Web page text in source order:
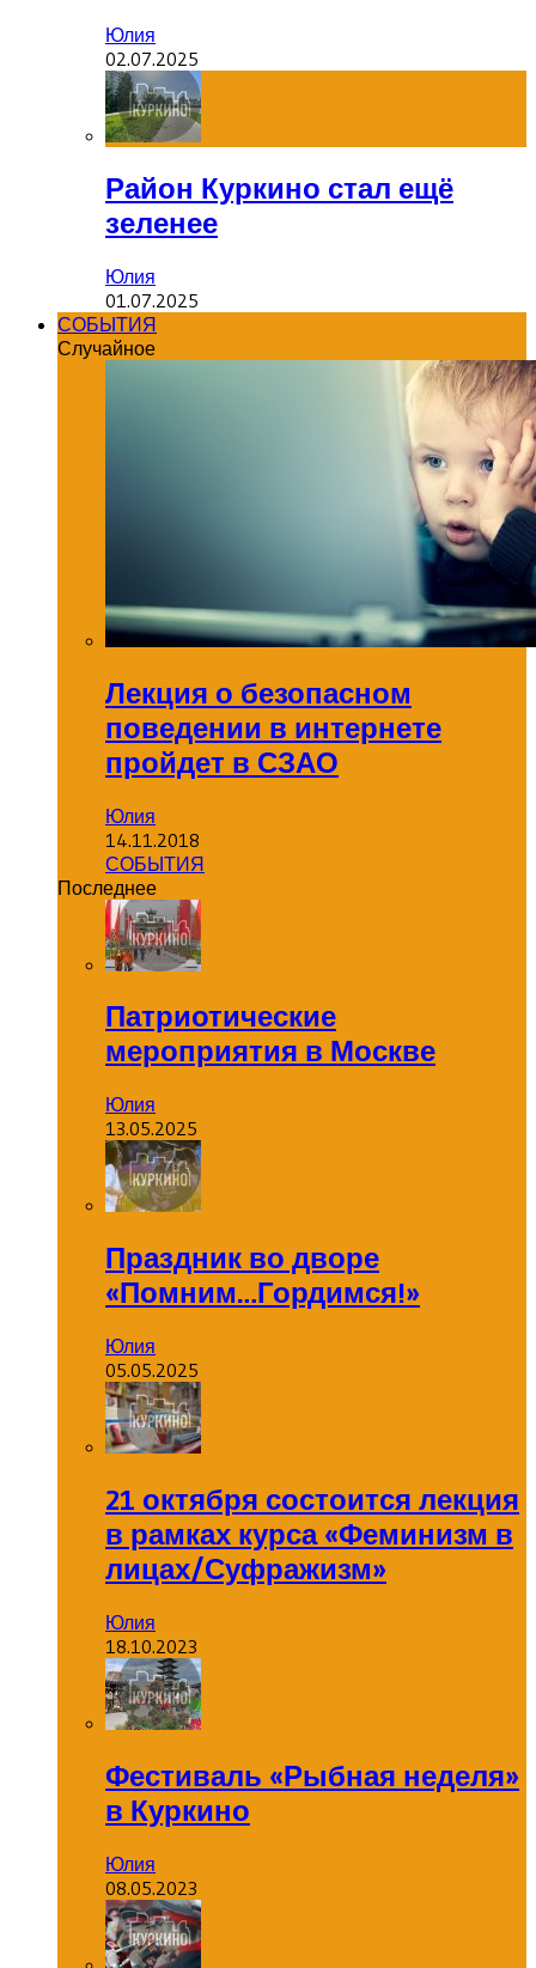
Юлия
02.07.2025
Район Куркино стал ещё
зеленее
Юлия
01.07.2025
СОБЫТИЯ
Случайное
Лекция о безопасном
поведении в интернете
пройдет в СЗАО
Юлия
14.11.2018
СОБЫТИЯ
Последнее
Патриотические
мероприятия в Москве
Юлия
13.05.2025
Праздник во дворе
«Помним…Гордимся!»
Юлия
05.05.2025
21 октября состоится лекция
в рамках курса «Феминизм в
лицах/Суфражизм»
Юлия
18.10.2023
Фестиваль «Рыбная неделя»
в Куркино
Юлия
08.05.2023